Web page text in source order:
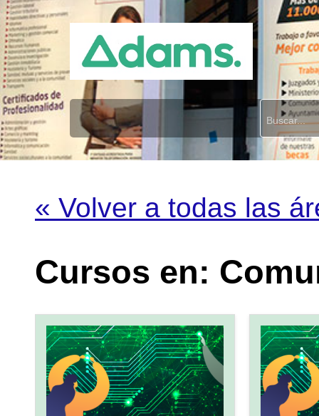
« Volver a todas las
Cursos en: